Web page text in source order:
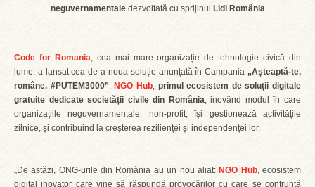
neguvernamentaledezvoltată cu sprijinul Lidl România
Code for Romania, cea mai mare organizație de tehnologie civică din
lume, a lansat cea de-a noua soluție anunțată în Campania „Așteaptă-te,
române. #PUTEM3000”: NGO Hub, primul ecosistem de soluții digitale
gratuite dedicate societății civile din România, inovând modul în care
organizațiile neguvernamentale, non-profit, își gestionează activitățile
zilnice, și contribuind la creșterea rezilienței și independenței lor.
„De astăzi, ONG-urile din România au un nou aliat: NGO Hub, ecosistem
digital inovator care vine să răspundă provocărilor cu care se confruntă